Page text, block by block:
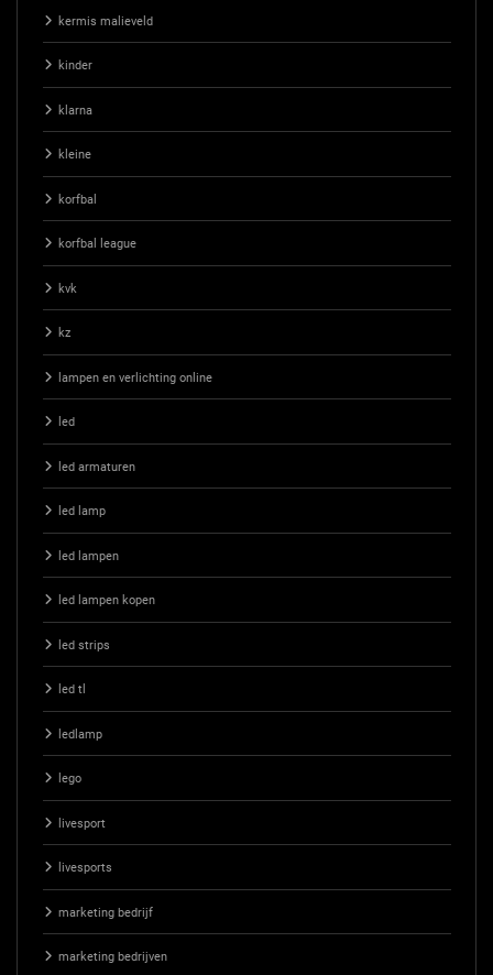
kermis malieveld
kinder
klarna
kleine
korfbal
korfbal league
kvk
kz
lampen en verlichting online
led
led armaturen
led lamp
led lampen
led lampen kopen
led strips
led tl
ledlamp
lego
livesport
livesports
marketing bedrijf
marketing bedrijven